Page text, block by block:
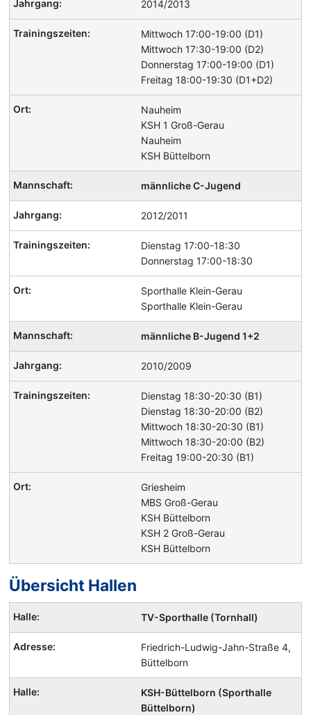
2014/2013
Mittwoch 17:00-19:00 (D1)
Mittwoch 17:30-19:00 (D2)
Donnerstag 17:00-19:00 (D1)
Freitag 18:00-19:30 (D1+D2)
Nauheim
KSH 1 Groß-Gerau
Nauheim
KSH Büttelborn
männliche C-Jugend
2012/2011
Dienstag 17:00-18:30
Donnerstag 17:00-18:30
Sporthalle Klein-Gerau
Sporthalle Klein-Gerau
männliche B-Jugend 1+2
2010/2009
Dienstag 18:30-20:30 (B1)
Dienstag 18:30-20:00 (B2)
Mittwoch 18:30-20:30 (B1)
Mittwoch 18:30-20:00 (B2)
Freitag 19:00-20:30 (B1)
Griesheim
MBS Groß-Gerau
KSH Büttelborn
KSH 2 Groß-Gerau
KSH Büttelborn
Übersicht Hallen
Handball
und
TV-Sporthalle (Tornhall)
Friedrich-Ludwig-Jahn-Straße 4,
Büttelborn
KSH-Büttelborn (Sporthalle
Büttelborn)